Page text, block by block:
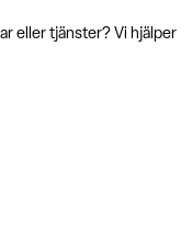
eller tjänster? Vi hjälper